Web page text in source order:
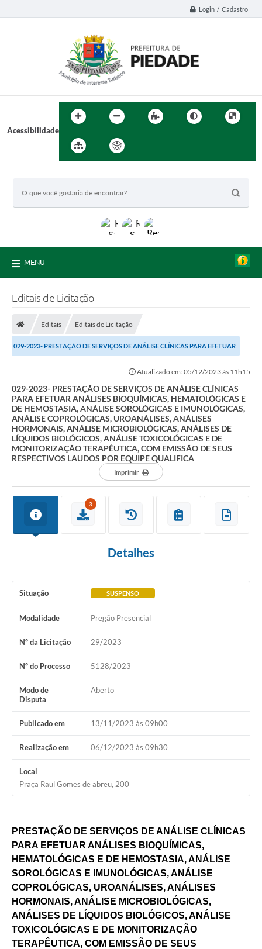
Login / Cadastro
Acessibilidade
MENU
Editais de Licitação
Editais Editais de Licitação
029-2023- PRESTAÇÃO DE SERVIÇOS DE ANÁLISE CLÍNICAS PARA EFETUAR
Atualizado em: 05/12/2023 às 11h15
029-2023- PRESTAÇÃO DE SERVIÇOS DE ANÁLISE CLÍNICAS
PARA EFETUAR ANÁLISES BIOQUÍMICAS, HEMATOLÓGICAS E
DE HEMOSTASIA, ANÁLISE SOROLÓGICAS E IMUNOLÓGICAS,
ANÁLISE COPROLÓGICAS, UROANÁLISES, ANÁLISES
HORMONAIS, ANÁLISE MICROBIOLÓGICAS, ANÁLISES DE
LÍQUIDOS BIOLÓGICOS, ANÁLISE TOXICOLÓGICAS E DE
MONITORIZAÇÃO TERAPÊUTICA, COM EMISSÃO DE SEUS
RESPECTIVOS LAUDOS POR EQUIPE QUALIFICA
Imprimir
3
Detalhes
Situação SUSPENSO
Modalidade Pregão Presencial
Nº da Licitação 29/2023
Nº do Processo 5128/2023
Modo de
Disputa
Aberto
Publicado em 13/11/2023 às 09h00
Realização em 06/12/2023 às 09h30
Local
Praça Raul Gomes de abreu, 200
PRESTAÇÃO DE SERVIÇOS DE ANÁLISE CLÍNICAS
PARA EFETUAR ANÁLISES BIOQUÍMICAS,
HEMATOLÓGICAS E DE HEMOSTASIA, ANÁLISE
SOROLÓGICAS E IMUNOLÓGICAS, ANÁLISE
COPROLÓGICAS, UROANÁLISES, ANÁLISES
HORMONAIS, ANÁLISE MICROBIOLÓGICAS,
ANÁLISES DE LÍQUIDOS BIOLÓGICOS, ANÁLISE
TOXICOLÓGICAS E DE MONITORIZAÇÃO
TERAPÊUTICA, COM EMISSÃO DE SEUS